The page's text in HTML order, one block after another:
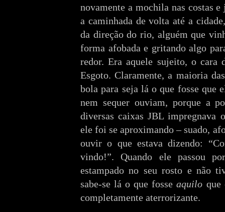
novamente a mochila nas costas
a caminhada de volta até a
da direção do rio, alguém que
forma afobada e gritando algo
redor. Era aquele sujeito, o cara
Esgoto. Claramente, a maioria
bola para seja lá o que fosse que
nem sequer ouviam, porque a
diversas caixas JBL impregnava
ele foi se aproximando – suado,
ouvir o que estava dizendo:
vindo!”. Quando ele passou
estampado no seu rosto e não
sabe-se lá o que fosseaquilo que
completamente aterrorizante.